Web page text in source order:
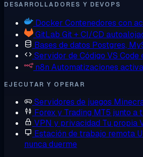
DESARROLLADORES Y DEVOPS
Docker Contenedores con
GitLab Git + CI/CD
Bases de datos Postgres,
Servidor de Código VS Code
n8n Automatizaciones
EJECUTAR Y OPERAR
Servidores de juegos
Forex y Trading MT5 junto a
VPN y privacidad Tu propia
Estación de trabajo remota
nunca duerme